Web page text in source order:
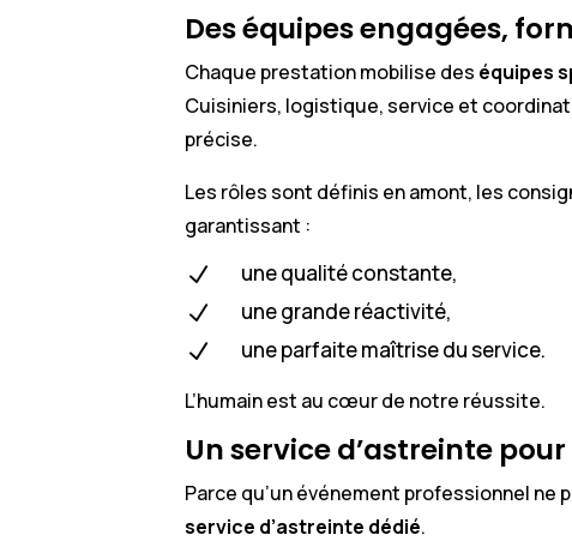
Des équipes engagées,
Chaque prestation mobilise des équipes
Cuisiniers, logistique, service et
précise.
Les rôles sont définis en amont, les
garantissant :
N
une qualité constante,
N une grande réactivité,
N une parfaite maîtrise du service.
L’humain est au cœur de notre réussite.
Un service d’astreinte
Parce qu’un événement professionnel ne
service d’astreinte dédié.